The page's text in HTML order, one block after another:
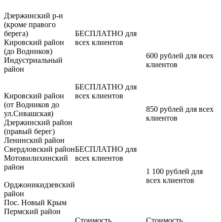
Дзержинский р-н
(кроме правого
берега)
Кировский район
(до Водников)
Индустриальный
район
Кировский район
(от Водников до
ул.Сивашская)
Дзержинский район
(правый берег)
Ленинский район
Свердловский район
Мотовилихинский
район
Орджоникидзевский
район
Пос. Новый Крым
Пермский район
БЕСПЛАТНО для
всех клиентов
БЕСПЛАТНО для
всех клиентов
БЕСПЛАТНО для
всех клиентов
600 рублей для всех
клиентов
850 рублей для всех
клиентов
1 100 рублей для
всех клиентов